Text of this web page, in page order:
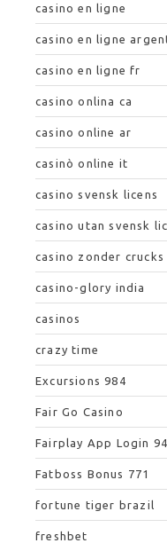
casino en ligne
casino en ligne
casino en ligne fr
casino onlina ca
casino online ar
casinò online it
casino svensk licens
casino utan svensk
casino zonder crucks
casino-glory india
casinos
crazy time
Excursions 984
Fair Go Casino
Fairplay App Login 94
Fatboss Bonus 771
fortune tiger brazil
freshbet